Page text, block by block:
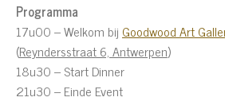
Programma
17u00 – Welkom bij Goodwood Art
(Reyndersstraat 6,Antwerpen)
18u30 – Start Dinner
21u30 – Einde Event